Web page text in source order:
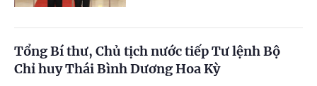
Tổng Bí thư, Chủ tịch nước tiếp Tư lệnh Bộ
Chỉ huy Thái Bình Dương Hoa Kỳ